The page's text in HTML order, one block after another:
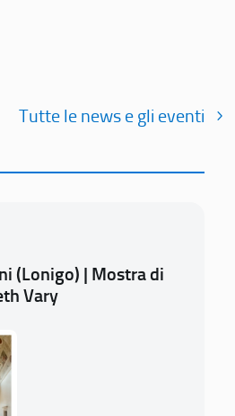
Tutte le news e gli eventi
(Lonigo) | Mostra di
Vary